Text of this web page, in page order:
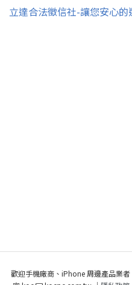
立達合法徵信社-讓您安心的
歡迎手機廠商、iPhone 周邊產品業